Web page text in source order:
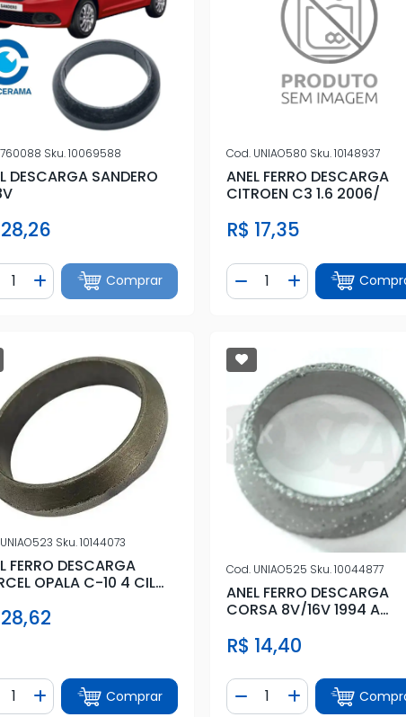
760088 Sku.10069588
DESCARGA SANDERO
Quantidade
Adicionar Quantidade
Comprar
Cod. UNIAO580 Sku.10148937
ANEL FERRO DESCARGA
CITROEN C3 1.6 2006/
R$ 17,35
Diminuir Quantidade
Quantidade
Adicionar
UNIAO523 Sku.10144073
FERRO DESCARGA
OPALA C-10 4 CIL
Quantidade
Adicionar Quantidade
Comprar
Cod. UNIAO525 Sku.10044877
ANEL FERRO DESCARGA
CORSA 8V/16V 1994 A
R$ 14,40
Diminuir Quantidade
Quantidade
Adicionar